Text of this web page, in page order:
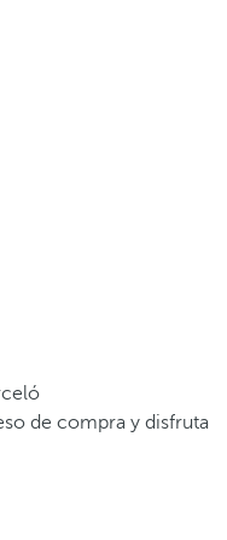
de compra y disfruta